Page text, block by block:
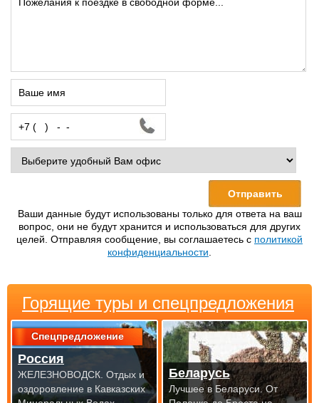
Ваши данные будут использованы только для ответа на ваш
вопрос, они не будут хранится и использоваться для других
целей. Отправляя сообщение, вы соглашаетесь с политикой
конфиденциальности
Горящие туры и спецпредложения
Спецпредложение
Россия
ЖЕЛЕЗНОВОДСК. Отдых и
оздоровление в Кавказских
Беларусь
Лучшее в Беларуси. От